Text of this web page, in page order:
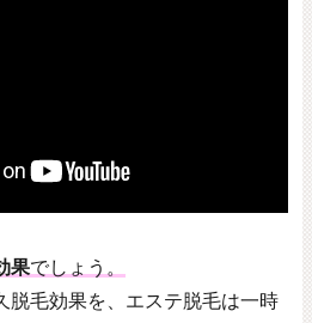
果でしょう。
脱毛効果を、エステ脱毛は一時